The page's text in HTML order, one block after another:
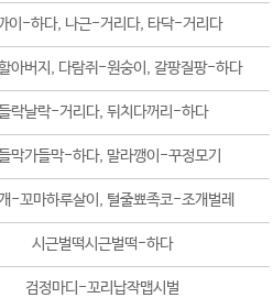
이-하다, 나근-거리다, 타닥-거리다
아버지, 다람쥐-원숭이, 갈팡질팡-하다
락날락-거리다, 뒤치다꺼리-하다
막가들막-하다, 말라깽이-꾸정모기
-꼬마하루살이, 털줄뾰족코-조개벌레
시근벌떡시근벌떡-하다
검정마디-꼬리납작맵시벌